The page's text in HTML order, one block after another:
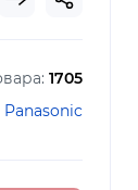
1705
Panasonic